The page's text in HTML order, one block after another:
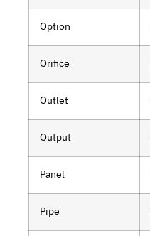
Option
Orifice
Outlet
Output
Panel
Pipe